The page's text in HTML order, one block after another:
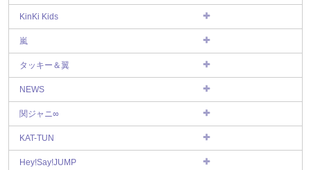
KinKi Kids
嵐
タッキー＆翼
NEWS
関ジャニ∞
KAT-TUN
Hey!Say!JUMP